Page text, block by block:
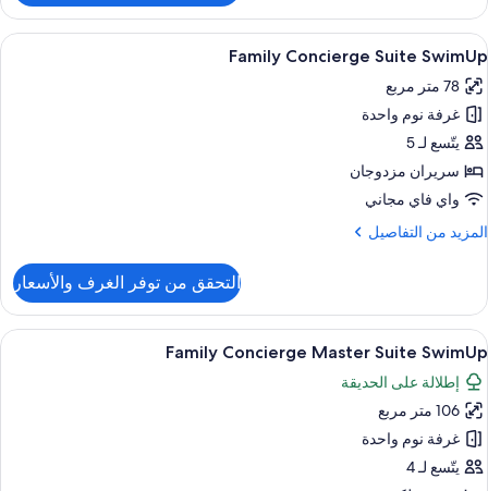
Family
Concierge
Suite
Nature
View
استعراض
جميع
صور
Family
Concierge
Suite
SwimUp
أغطية فراش متميزة وألحفة محشوة
9
Family Concierge Suite SwimUp
78 متر مربع
غرفة نوم واحدة
يتّسع لـ 5
سريران مزدوجان
واي فاي مجاني
المزيد من التفاصيل
المزيد
Family
Concierge
Suite
SwimUp
التحقق من توفر الغرف والأسعار
استعراض
جميع
صور
Family
Concierge
Master
أغطية فراش متميزة وألحفة محشوة
8
Family Concierge Master Suite SwimUp
إطلالة على الحديقة
106 متر مربع
غرفة نوم واحدة
يتّسع لـ 4